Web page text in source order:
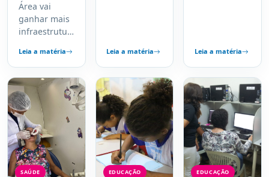
Área vai
ganhar mais
infraestrutura,
organização,
acessibilidade
e segurança
Leia a matéria Leia a matéria
Identidade
beneficiou
mais de 1.200
moradores
em 2026
Leia a matéria
SAÚDE EDUCAÇÃO EDUCAÇÃO